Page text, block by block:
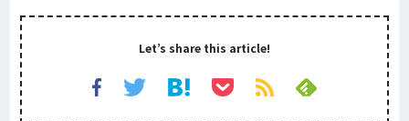
Let’s share this article!